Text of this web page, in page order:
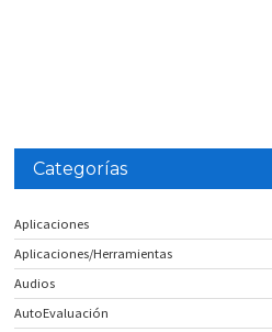
Categorías
Aplicaciones
Aplicaciones/Herramientas
Audios
AutoEvaluación